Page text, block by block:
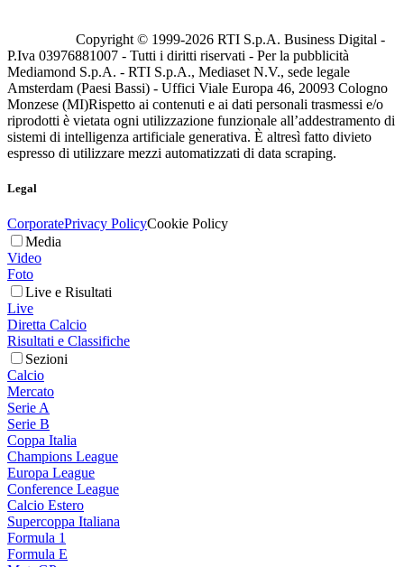
Copyright © 1999-2026 RTI S.p.A. Business Digital -
P.Iva 03976881007 - Tutti i diritti riservati - Per la pubblicità
Mediamond S.p.A. - RTI S.p.A., Mediaset N.V., sede legale
Amsterdam (Paesi Bassi) - Uffici Viale Europa 46, 20093 Cologno
Monzese (MI)Rispetto ai contenuti e ai dati personali trasmessi e/o
riprodotti è vietata ogni utilizzazione funzionale all’addestramento di
sistemi di intelligenza artificiale generativa. È altresì fatto divieto
espresso di utilizzare mezzi automatizzati di data scraping.
Legal
CorporatePrivacy PolicyCookie Policy
Media
Video
Foto
Live e Risultati
Live
Diretta Calcio
Risultati e Classifiche
Sezioni
Calcio
Mercato
Serie A
Serie B
Coppa Italia
Champions League
Europa League
Conference League
Calcio Estero
Supercoppa Italiana
Formula 1
Formula E